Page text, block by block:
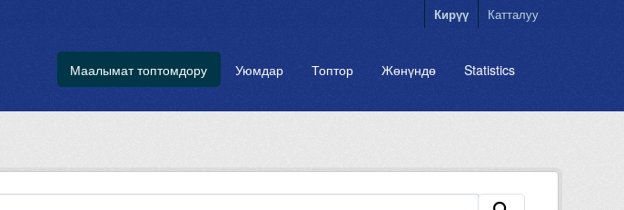
Кирүү Катталуу
Маалымат топтомдору Уюмдар Топтор Жөнүндө Statistics